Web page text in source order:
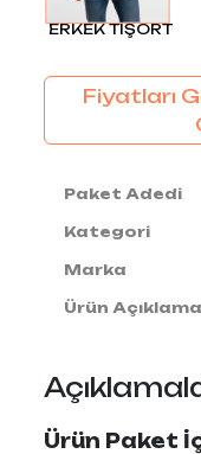
ERKEK TİŞÖRT
Fiyatları
Paket Adedi
Kategori
Marka
Ürün
Ürün Paket